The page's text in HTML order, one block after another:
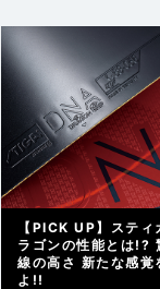
【PICK UP】スティ
ラゴンの性能とは!?
線の高さ 新たな感覚
よ!!